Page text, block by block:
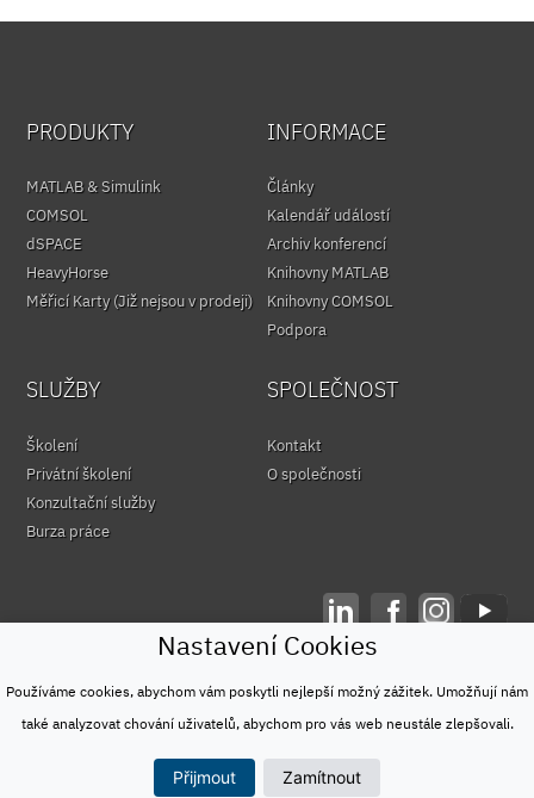
Nastavení Cookies
Používáme cookies, abychom vám poskytli nejlepší možný zážitek. Umožňují nám
také analyzovat chování uživatelů, abychom pro vás web neustále zlepšovali.
Přijmout Zamítnout
PRODUKTY
MATLAB & Simulink
COMSOL
dSPACE
HeavyHorse
Měřicí Karty (Již nejsou v prodeji)
INFORMACE
Články
Kalendář událostí
Archiv konferencí
Knihovny MATLAB
Knihovny COMSOL
Podpora
SLUŽBY
Školení
Privátní školení
Konzultační služby
Burza práce
SPOLEČNOST
Kontakt
O společnosti
© HUMUSOFT 1991 - 2026
Ochrana osobních údajů
&